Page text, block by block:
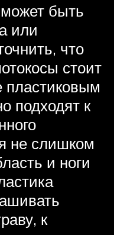
быть
или
что
стоит
пластиковым
подходят к
не слишком
и ноги
к